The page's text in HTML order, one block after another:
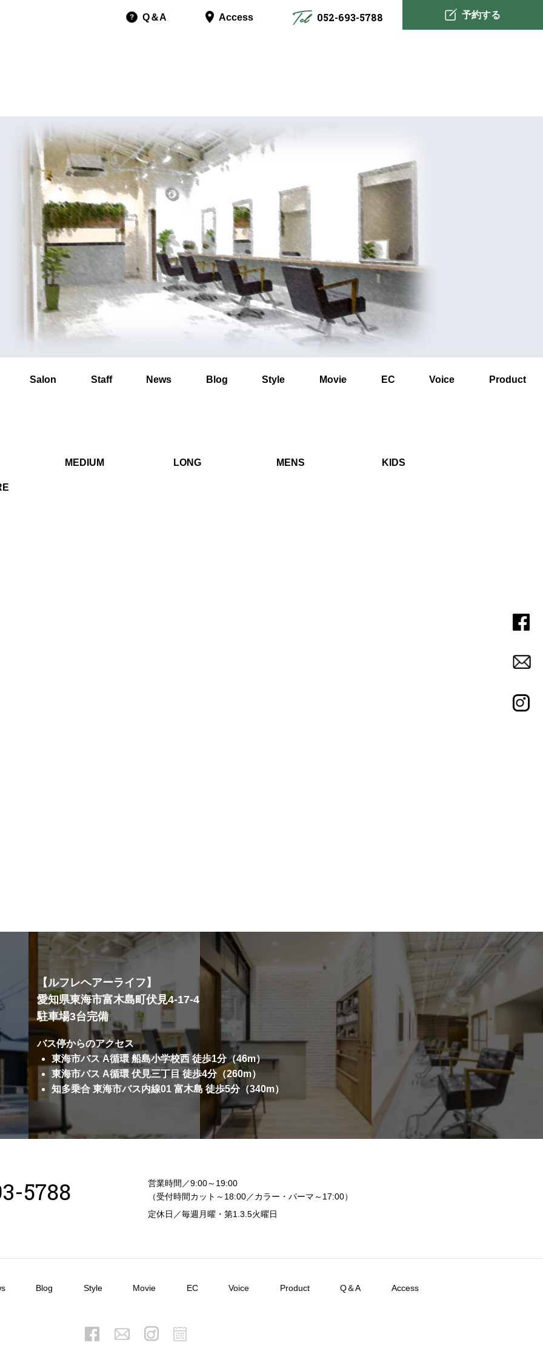
Q＆A Access 052-693-5788 予約する
Salon Staff News Blog Style Movie EC Voice Product
MEDIUM LONG MENS KIDS
【ルフレヘアーライフ】
愛知県東海市富木島町伏見4-17-4
駐車場3台完備
バス停からのアクセス
東海市バス A循環 船島小学校西 徒歩1分（46m）
東海市バス A循環 伏見三丁目 徒歩4分（260m）
知多乗合 東海市バス内線01 富木島 徒歩5分（340m）
5788
営業時間／9:00～19:00
（受付時間カット～18:00／カラー・パーマ～17:00）
定休日／毎週月曜・第1.3.5火曜日
Blog Style Movie EC Voice Product Q＆A Access